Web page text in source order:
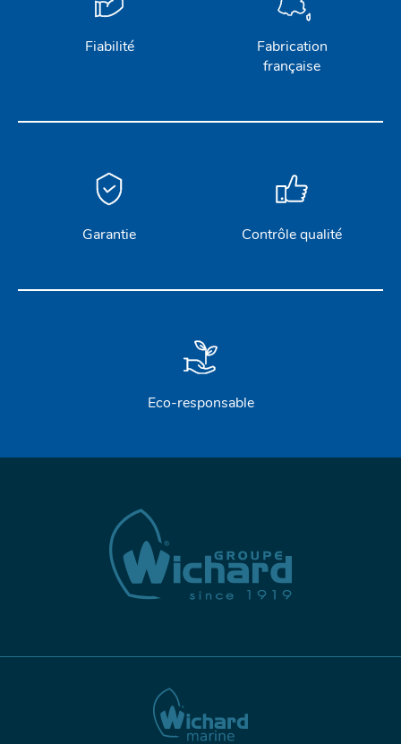
Fiabilité
Fabrication
française
Garantie Contrôle qualité
Eco-responsable